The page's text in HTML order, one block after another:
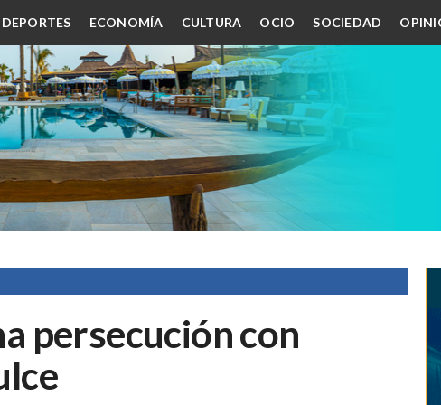
DEPORTES ECONOMÍA CULTURA OCIO SOCIEDAD
persecución con